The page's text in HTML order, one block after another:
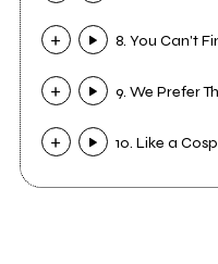
8. You Can't
9. We Prefer
10. Like a